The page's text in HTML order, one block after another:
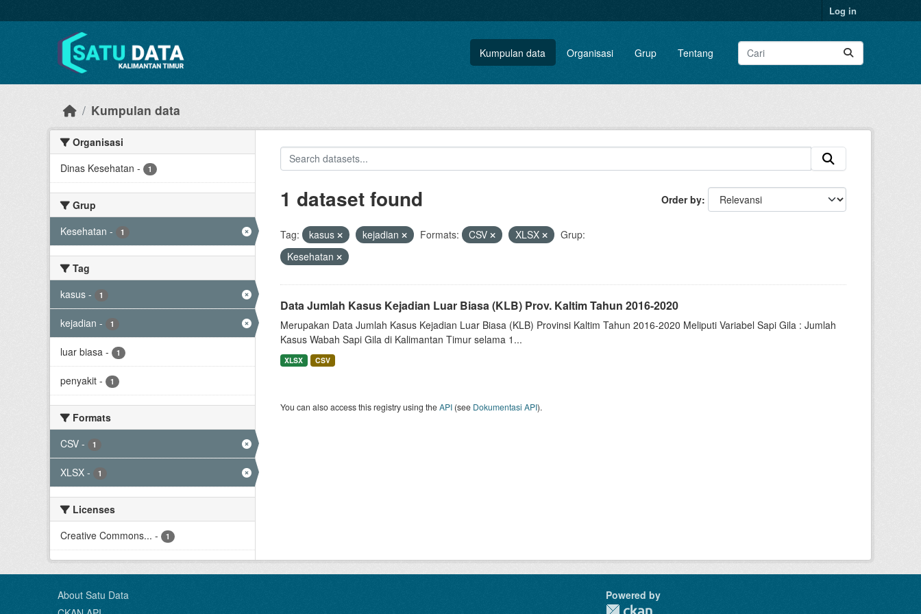
Log in
Kumpulan data Organisasi Grup Tentang
Kumpulan data
Organisasi
Dinas Kesehatan - 1
Grup
Kesehatan - 1
Tag
kasus - 1
kejadian - 1
luar biasa - 1
penyakit - 1
Formats
CSV - 1
XLSX - 1
Licenses
Creative Commons... - 1
Order by
1 dataset found
Tag: kasus kejadian Formats: CSV XLSX
Grup:
Kesehatan
Data Jumlah Kasus Kejadian Luar Biasa (KLB) Prov. Kaltim Tahun 2016-2020
Merupakan Data Jumlah Kasus Kejadian Luar Biasa (KLB) Provinsi Kaltim Tahun 2016-2020 Meliputi Variabel Sapi Gila : Jumlah
Kasus Wabah Sapi Gila di Kalimantan Timur selama 1...
XLSX CSV
You can also access this registry using theAPI(see Dokumentasi API).
About Satu Data
Powered by